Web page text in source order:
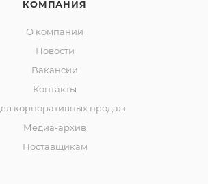
КОМПАНИЯ
О компании
Новости
Вакансии
Контакты
корпоративных продаж
Медиа-архив
Поставщикам